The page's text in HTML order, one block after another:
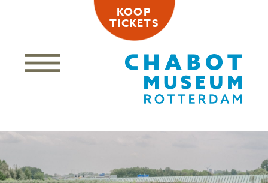
KOOP
TICKETS